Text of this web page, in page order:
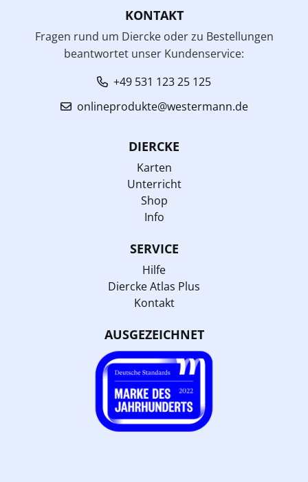
KONTAKT
Fragen rund um Diercke oder zu Bestellungen
beantwortet unser Kundenservice:
+49 531 123 25 125
onlineprodukte@westermann.de
DIERCKE
Karten
Unterricht
Shop
Info
SERVICE
Hilfe
Diercke Atlas Plus
Kontakt
AUSGEZEICHNET